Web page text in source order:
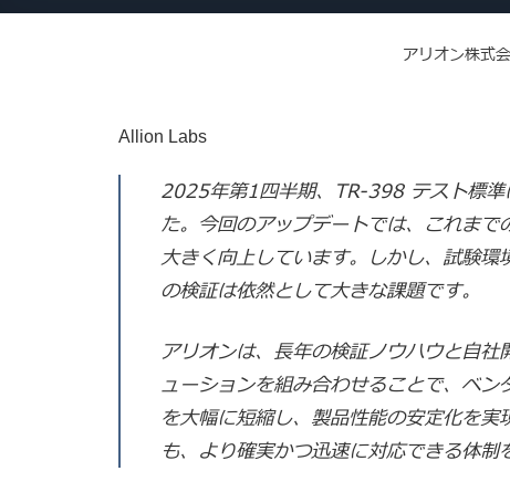
アリオン株式
Allion Labs
2025年第1四半期、TR-398 テスト標
た。今回のアップデートでは、これま
大きく向上しています。しかし、試験
の検証は依然として大きな課題です。
アリオンは、長年の検証ノウハウと自
ューションを組み合わせることで、ベ
を大幅に短縮し、製品性能の安定化を
も、より確実かつ迅速に対応できる体制